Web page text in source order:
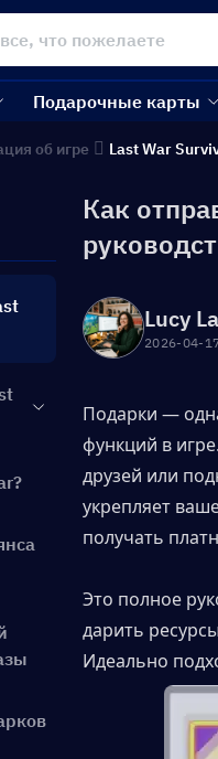
Подарочные карты
об игре Last War
Как
Lucy
2026-04-
Подарки —
функций в
друзей или
укрепляет
получать
Это полное
дарить
Идеально